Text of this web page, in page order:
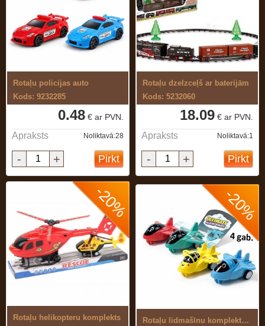
Rotaļu policijas auto
Kods: 9232285
0.48 € ar PVN.
Apraksts Noliktavā:28
- + Pirkt
Rotaļu dzelzceļš ar baterijām
Kods: 5232060
18.09 € ar PVN.
Apraksts Noliktavā:1
- + Pirkt
-20%
Rotaļu helikopteru komplekts
-20%
Rotaļu lidmašīnu komplekts 4 gab.